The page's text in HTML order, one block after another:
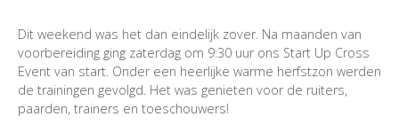
Dit weekend was het dan eindelijk zover. Na maanden van
voorbereiding ging zaterdag om 9:30 uur ons Start Up Cross
Event van start. Onder een heerlijke warme herfstzon werden
de trainingen gevolgd. Het was genieten voor de ruiters,
paarden, trainers en toeschouwers!